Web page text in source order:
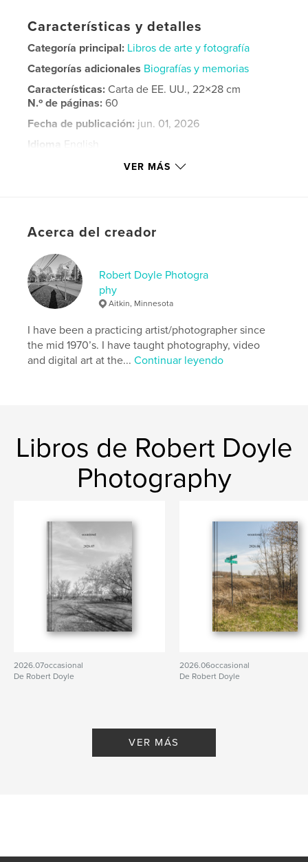
Características y detalles
Categoría principal: Libros de arte y fotografía
Categorías adicionales Biografías y memorias
Características:Carta de EE. UU., 22×28 cm
N.º de páginas:60
Fecha de publicación: jun. 01, 2026
Idioma
English
VER MÁS
Acerca del creador
Robert Doyle Photogra
phy
Aitkin, Minnesota
I have been a practicing artist/photographer since
the mid 1970’s. I have taught photography, video
and digital art at the...Continuar leyendo
Libros de Robert Doyle
Photography
2026.07occasional
De Robert Doyle
2026.06occasional
De Robert Doyle
VER MÁS